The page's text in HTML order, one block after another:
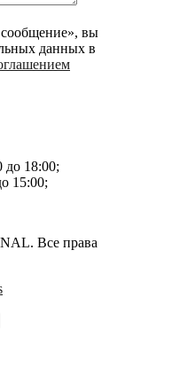
вы
данных в
18:00;
15:00;
Все права